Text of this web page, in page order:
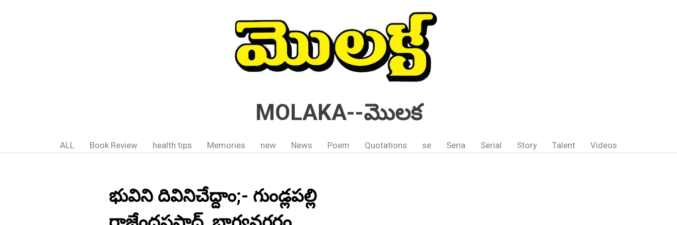
MOLAKA--మొలక
ALL Book Review health tips Memories new News Poem Quotations se Seria Serial Story Talent Videos
భువిని దివినిచేద్దాం;- గుండ్లపల్లి